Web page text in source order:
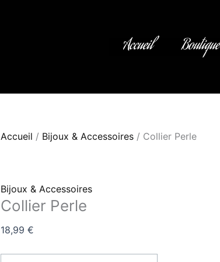
Accueil Boutique
Accueil / Bijoux & Accessoires / Collier Perle
Bijoux & Accessoires
Collier Perle
18,99 €